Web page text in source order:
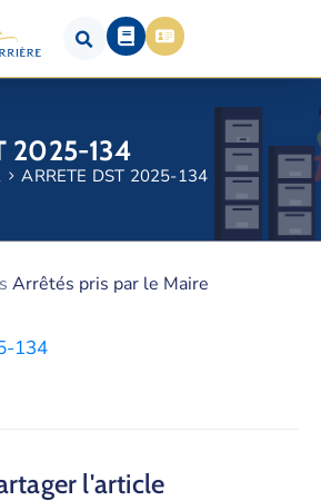
2025-134
ARRETE DST 2025-134
Arrêtés pris par le Maire
134
l'article